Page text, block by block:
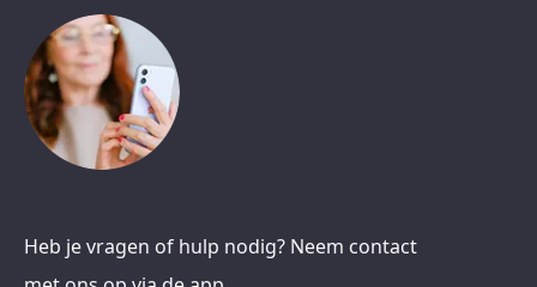
Heb je vragen of hulp nodig? Neem contact